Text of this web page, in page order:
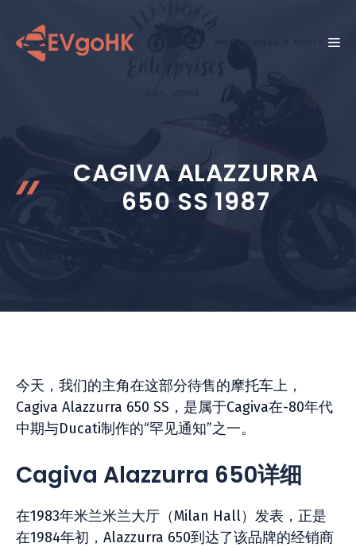
菜
CAGIVA ALAZZURRA
650 SS 1987
今天，我们的主角在这部分待售的摩托车上，
Cagiva Alazzurra 650 SS，是属于Cagiva在-80年代
中期与Ducati制作的“罕见通知”之一。
Cagiva Alazzurra 650详细
在1983年米兰米兰大厅（Milan Hall）发表，正是
在1984年初，Alazzurra 650到达了该品牌的经销商